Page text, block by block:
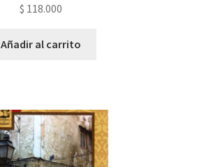
$ 118.000
Añadir al carrito